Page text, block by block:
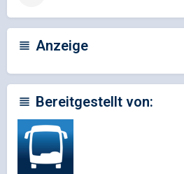
Anzeige
Bereitgestellt von: